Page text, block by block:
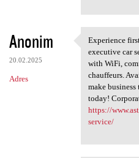
Anonim
20.02.2025
Adres
Experience
Experience
executive car
with WiFi,
chauffeurs.
make
today!
https://
service/